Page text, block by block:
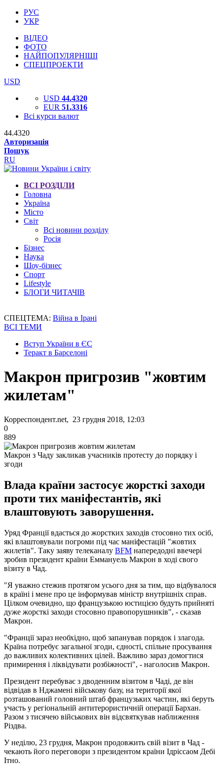
РУС
УКР
ВІДЕО
ФОТО
НАЙПОПУЛЯРНІШІ
СПЕЦПРОЕКТИ
USD
USD 44.4320
EUR 51.3316
Всі курси валют
44.4320
Авторизація
Пошук
RU
ВСІ РОЗДІЛИ
Головна
Україна
Місто
Світ
Всі новини розділу
Росія
Бізнес
Наука
Шоу-бізнес
Спорт
Lifestyle
БЛОГИ ЧИТАЧІВ
СПЕЦТЕМА: Війна в Ірані
ВСІ ТЕМИ
Вступ України в ЄС
Теракт в Барселоні
Макрон пригрозив "жовтим
жилетам"
Корреспондент.net, 23 грудня 2018, 12:03
0
889
Макрон з Чаду закликав учасників протесту до порядку і
згоди
Влада країни застосує жорсткі заходи
проти тих маніфестантів, які
влаштовують заворушення.
Уряд Франції вдасться до жорстких заходів стосовно тих осіб,
які влаштовували погроми під час маніфестацій "жовтих
жилетів". Таку заяву телеканалу BFM напередодні ввечері
зробив президент країни Еммануель Макрон в ході свого
візиту в Чад.
"Я уважно стежив протягом усього дня за тим, що відбувалося
в країні і мене про це інформував міністр внутрішніх справ.
Цілком очевидно, що французькою юстицією будуть прийняті
дуже жорсткі заходи стосовно правопорушників", - сказав
Макрон.
"Франції зараз необхідно, щоб запанував порядок і злагода.
Країна потребує загальної згоди, єдності, спільне просування
до важливих колективних цілей. Важливо зараз домогтися
примирення і ліквідувати розбіжності", - наголосив Макрон.
Президент перебуває з дводенним візитом в Чаді, де він
відвідав в Нджамені військову базу, на території якої
розташований головний штаб французьких частин, які беруть
участь у регіональній антитерористичній операції Бархан.
Разом з тисячею військових він відсвяткував наближення
Різдва.
У неділю, 23 грудня, Макрон продовжить свій візит в Чад -
чекають його переговори з президентом країни Ідріссаом Дебі
Ітно.